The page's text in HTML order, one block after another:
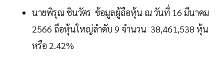
นายพิรุณ ชินวัตร ข้อมูลผู้ถือหุ้น ณ วันที่ 16 มีนาคม
2566 ถือหุ้นใหญ่ลำดับ 9 จำนวน 38,461,538 หุ้น
หรือ 2.42%